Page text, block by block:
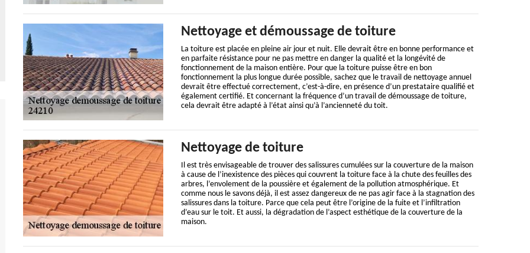
Nettoyage et démoussage de toiture
La toiture est placée en pleine air jour et nuit. Elle devrait être en bonne performance et
en parfaite résistance pour ne pas mettre en danger la qualité et la longévité de
fonctionnement de la maison entière. Pour que la toiture puisse être en bon
fonctionnement la plus longue durée possible, sachez que le travail de nettoyage annuel
devrait être effectué correctement, c’est-à-dire, en présence d’un prestataire qualifié et
également certifié. Et concernant la fréquence d’un travail de démoussage de toiture,
cela devrait être adapté à l’état ainsi qu’à l’ancienneté du toit.
Nettoyage de toiture
Il est très envisageable de trouver des salissures cumulées sur la couverture de la maison
à cause de l’inexistence des pièces qui couvrent la toiture face à la chute des feuilles des
arbres, l’envolement de la poussière et également de la pollution atmosphérique. Et
comme nous le savons déjà, il est assez dangereux de ne pas agir face à la stagnation des
salissures dans la toiture. Parce que cela peut être l’origine de la fuite et l’infiltration
d’eau sur le toit. Et aussi, la dégradation de l’aspect esthétique de la couverture de la
maison.